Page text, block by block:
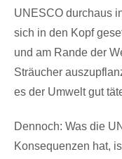
UNESCO durchaus
sich in den Kopf
und am Rande der
Sträucher
es der Umwelt gut
Dennoch: Was die
Konsequenzen hat,